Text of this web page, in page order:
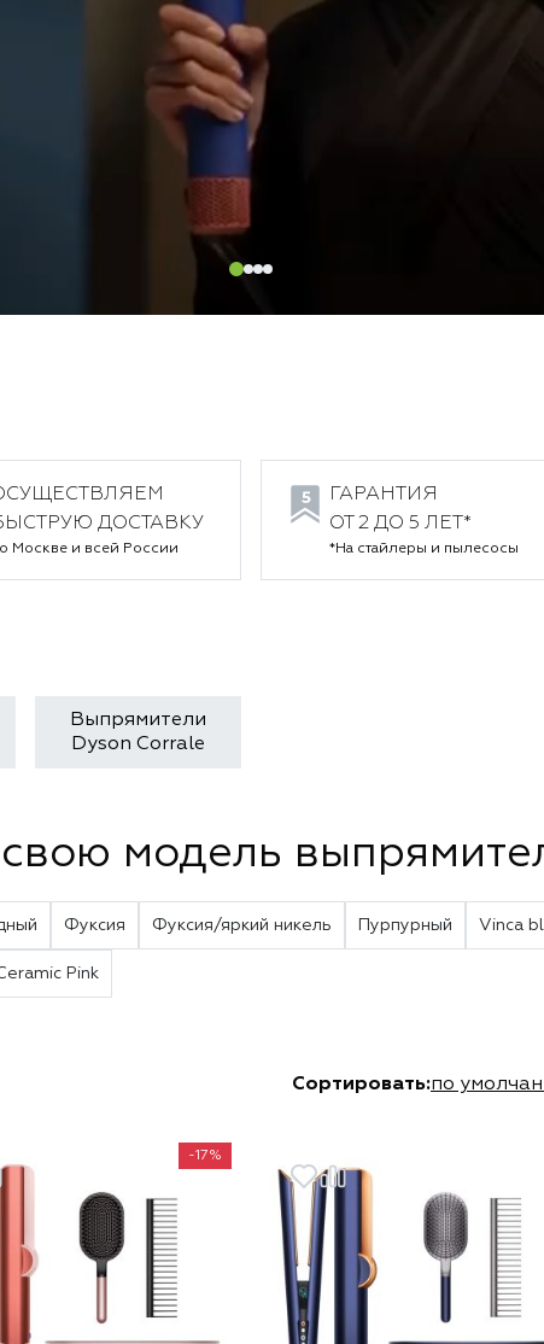
ДОСТАВКУ
Москве и всей России
ГАРАНТИЯ
ОТ 2 ДО 5 ЛЕТ*
*На стайлеры и пылесосы
Выпрямители
Dyson Corrale
модель
Фуксия Фуксия/яркий никель Пурпурный Vinca
Pink
Сортировать:по
-17%